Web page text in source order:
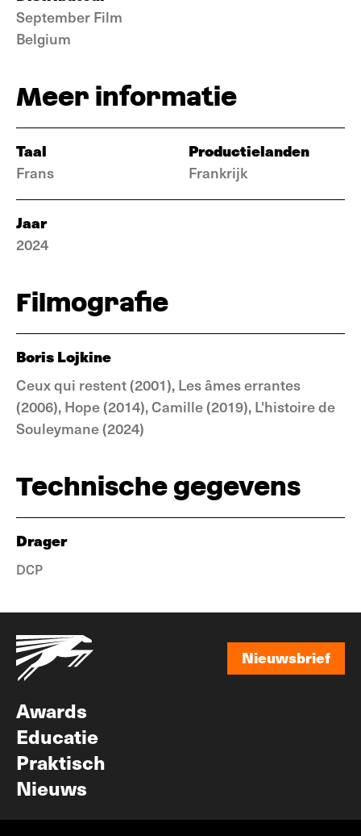
September Film
Belgium
Meer informatie
Taal
Frans
Productielanden
Frankrijk
Jaar
2024
Filmografie
Boris Lojkine
Ceux qui restent (2001), Les âmes errantes
(2006), Hope (2014), Camille (2019), L'histoire de
Souleymane (2024)
Technische gegevens
Drager
DCP
Nieuwsbrief
Awards
Educatie
Praktisch
Nieuws